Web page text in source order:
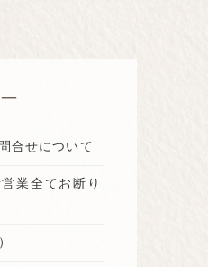
合せについて
業全てお断り